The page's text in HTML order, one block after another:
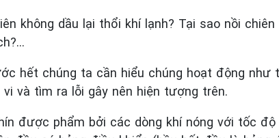
không dầu lại thổi khí lạnh? Tại sao nồi
hết chúng ta cần hiểu chúng hoạt động như
và tìm ra lỗi gây nên hiện tượng trên.
được phẩm bởi các dòng khí nóng với tốc độ